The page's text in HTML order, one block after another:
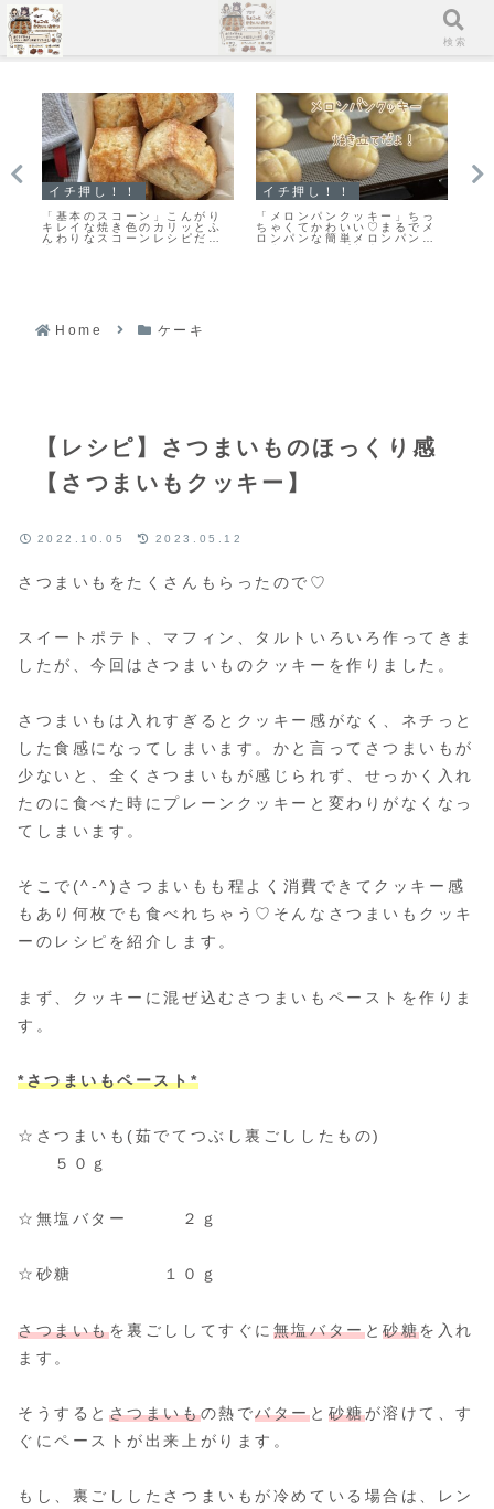
イチ押し！！
「基本のスコーン」こんがり
キレイな焼き色のカリッとふ
んわりなスコーンレシピだ
よ！
イチ押し！！
「メロンパンクッキー」ちっ
ちゃくてかわいい♡まるでメ
ロンパンな簡単メロンパンク
ッキーのレシピだよ！
Home ケーキ
【レシピ】さつまいものほっくり感
【さつまいもクッキー】
2022.10.05 2023.05.12
さつまいもをたくさんもらったので♡
スイートポテト、マフィン、タルトいろいろ作ってきま
したが、今回はさつまいものクッキーを作りました。
さつまいもは入れすぎるとクッキー感がなく、ネチっと
した食感になってしまいます。かと言ってさつまいもが
少ないと、全くさつまいもが感じられず、せっかく入れ
たのに食べた時にプレーンクッキーと変わりがなくなっ
てしまいます。
そこで(^-^)さつまいもも程よく消費できてクッキー感
もあり何枚でも食べれちゃう♡そんなさつまいもクッキ
ーのレシピを紹介します。
まず、クッキーに混ぜ込むさつまいもペーストを作りま
す。
*さつまいもペースト*
☆さつまいも(茹でてつぶし裏ごししたもの)
５０ｇ
☆無塩バター ２ｇ
☆砂糖 １０ｇ
さつまいもを裏ごししてすぐに 無塩バターと砂糖を入れ
ます。
そうすると さつまいもの熱でバターと 砂糖が溶けて、す
ぐにペーストが出来上がります。
もし、裏ごししたさつまいもが冷めている場合は、レン
メニュー 検索